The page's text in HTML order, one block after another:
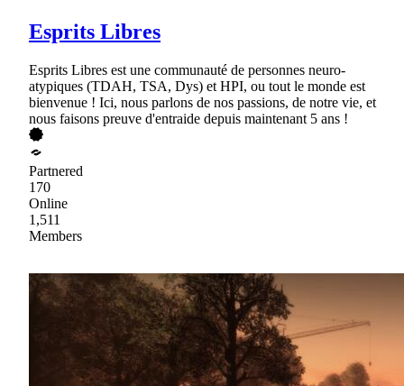
Esprits Libres
Esprits Libres est une communauté de personnes neuro-
atypiques (TDAH, TSA, Dys) et HPI, ou tout le monde est
bienvenue ! Ici, nous parlons de nos passions, de notre vie, et
nous faisons preuve d'entraide depuis maintenant 5 ans !
Partnered
170
Online
1,511
Members